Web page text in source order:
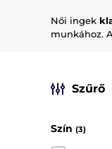
Női ingek
munkához.
Szűrő
Szín (3)